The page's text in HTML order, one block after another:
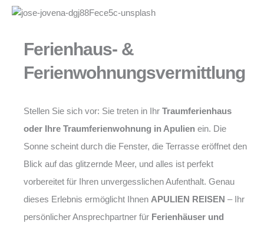
Ferienhaus- &
Ferienwohnungsvermittlung
Stellen Sie sich vor: Sie treten in Ihr Traumferienhaus
oder Ihre Traumferienwohnung in Apulien ein. Die
Sonne scheint durch die Fenster, die Terrasse eröffnet den
Blick auf das glitzernde Meer, und alles ist perfekt
vorbereitet für Ihren unvergesslichen Aufenthalt. Genau
dieses Erlebnis ermöglicht Ihnen APULIEN REISEN – Ihr
persönlicher Ansprechpartner für Ferienhäuser und